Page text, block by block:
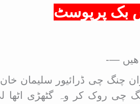
بک پرپوسٹ
ھیں —-
چنگ چی ڈرائیور سلیمان
روک کر وہ گٹھڑی اٹھا